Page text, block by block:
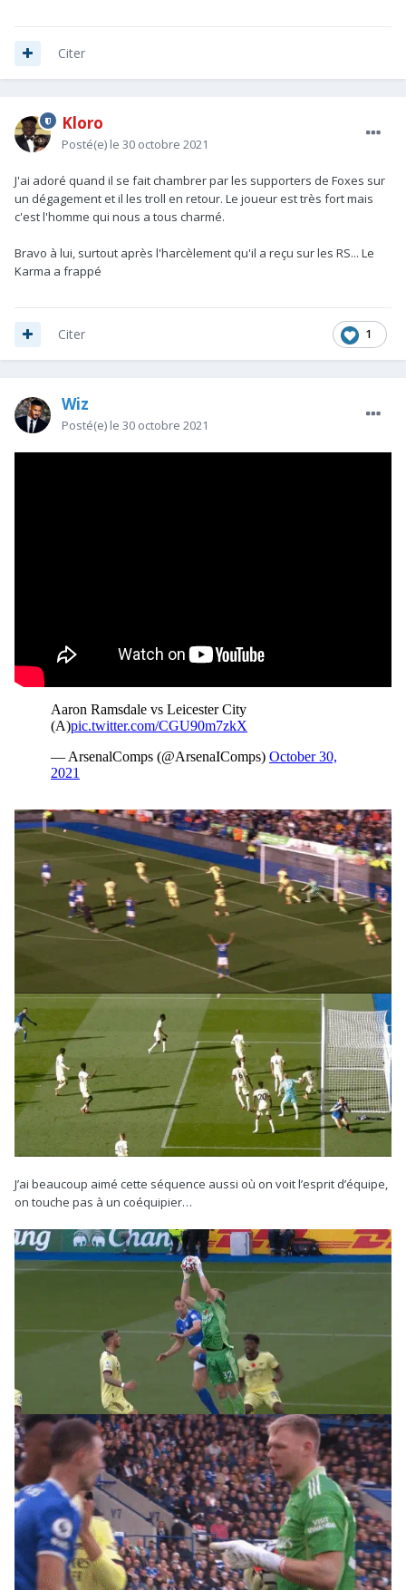
Citer
Kloro
Posté(e) le 30 octobre 2021
J'ai adoré quand il se fait chambrer par les supporters de Foxes sur
un dégagement et il les troll en retour. Le joueur est très fort mais
c'est l'homme qui nous a tous charmé.
Bravo à lui, surtout après l'harcèlement qu'il a reçu sur les RS... Le
Karma a frappé
1
Citer
Wiz
Posté(e) le 30 octobre 2021
J’ai beaucoup aimé cette séquence aussi où on voit l’esprit d’équipe,
on touche pas à un coéquipier…